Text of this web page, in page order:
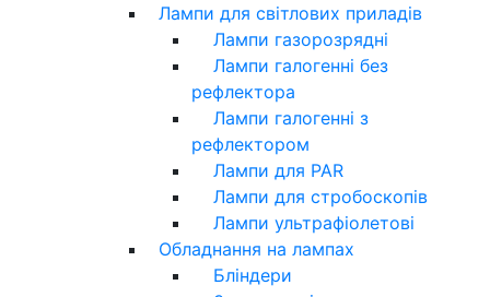
Лампи для світлових приладів
Лампи газорозрядні
Лампи галогенні без
рефлектора
Лампи галогенні з
рефлектором
Лампи для PAR
Лампи для стробоскопів
Лампи ультрафіолетові
Обладнання на лампах
Бліндери